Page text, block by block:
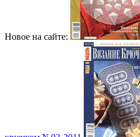
Новое на сайте: